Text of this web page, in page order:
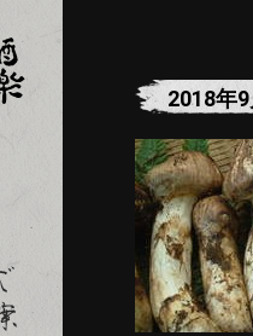
2018年